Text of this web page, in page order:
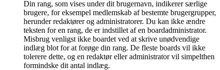
Din rang, som vises under dit brugernavn, indikerer særlige
brugere, for eksempel medlemskab af bestemte brugergrupper,
herunder redaktører og administratorer. Du kan ikke ændre
teksten for en rang, de er indstillet af en boardadministrator.
Misbrug venligst ikke boardet ved at skrive unødvendige
indlæg blot for at forøge din rang. De fleste boards vil ikke
tolerere dette, og en redaktør eller administrator vil simpelthen
formindske dit antal indlæg.